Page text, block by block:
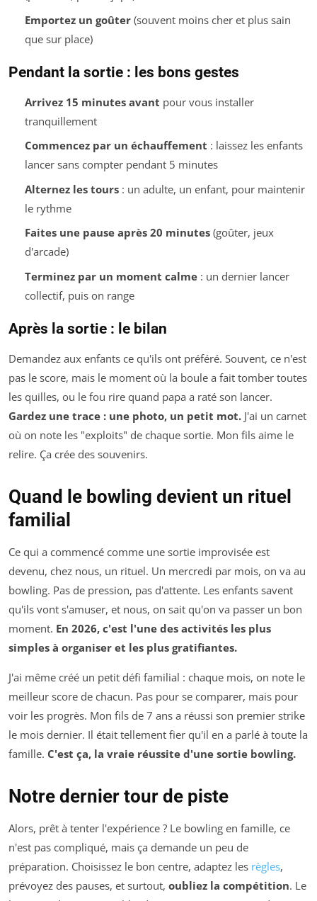
Emportez un goûter(souvent moins cher et plus sain
que sur place)
Pendant la sortie : les bons gestes
Arrivez 15 minutes avant pour vous installer
tranquillement
Commencez par un échauffement : laissez les enfants
lancer sans compter pendant 5 minutes
Alternez les tours: un adulte, un enfant, pour maintenir
le rythme
Faites une pause après 20 minutes(goûter, jeux
d'arcade)
Terminez par un moment calme: un dernier lancer
collectif, puis on range
Après la sortie : le bilan
Demandez aux enfants ce qu'ils ont préféré. Souvent, ce n'est
pas le score, mais le moment où la boule a fait tomber toutes
les quilles, ou le fou rire quand papa a raté son lancer.
Gardez une trace : une photo, un petit mot. J'ai un carnet
où on note les "exploits" de chaque sortie. Mon fils aime le
relire. Ça crée des souvenirs.
Quand le bowling devient un rituel
familial
Ce qui a commencé comme une sortie improvisée est
devenu, chez nous, un rituel. Un mercredi par mois, on va au
bowling. Pas de pression, pas d'attente. Les enfants savent
qu'ils vont s'amuser, et nous, on sait qu'on va passer un bon
moment. En 2026, c'est l'une des activités les plus
simples à organiser et les plus gratifiantes.
J'ai même créé un petit défi familial : chaque mois, on note le
meilleur score de chacun. Pas pour se comparer, mais pour
voir les progrès. Mon fils de 7 ans a réussi son premier strike
le mois dernier. Il était tellement fier qu'il en a parlé à toute la
famille. C'est ça, la vraie réussite d'une sortie bowling.
Notre dernier tour de piste
Alors, prêt à tenter l'expérience ? Le bowling en famille, ce
n'est pas compliqué, mais ça demande un peu de
préparation. Choisissez le bon centre, adaptez les règles,
prévoyez des pauses, et surtout, oubliez la compétition. Le